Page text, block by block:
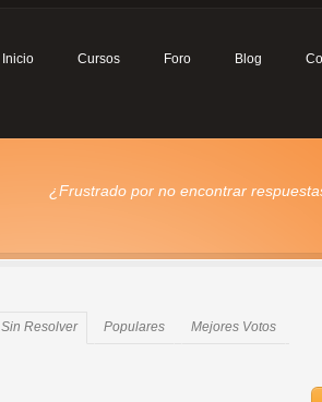
Inicio Cursos Foro Blog
¿Frustrado por no encontrar
Mejores Votos
Populares
Sin Resolver